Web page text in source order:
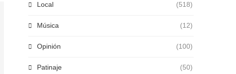
Local (518)
Música (12)
Opinión (100)
Patinaje (50)